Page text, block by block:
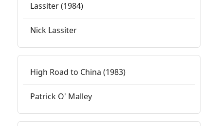
Lassiter (1984)
Nick Lassiter
High Road to China (1983)
Patrick O' Malley